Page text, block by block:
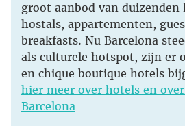
groot aanbod van duizenden
hostals, appartementen,
breakfasts. Nu Barcelona
als culturele hotspot, zijn er
en chique boutique hotels
hier meer over hotels en
Barcelona